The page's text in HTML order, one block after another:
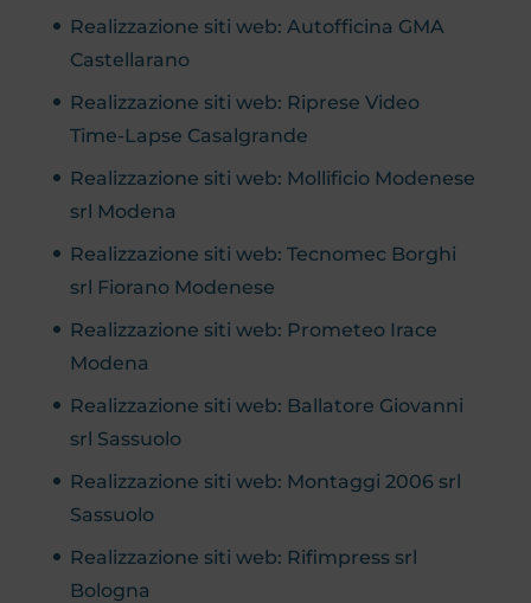
Realizzazione siti web: Autofficina GMA
Castellarano
Realizzazione siti web: Riprese Video
Time-Lapse Casalgrande
Realizzazione siti web: Mollificio Modenese
srl Modena
Realizzazione siti web: Tecnomec Borghi
srl Fiorano Modenese
Realizzazione siti web: Prometeo Irace
Modena
Realizzazione siti web: Ballatore Giovanni
srl Sassuolo
Realizzazione siti web: Montaggi 2006 srl
Sassuolo
Realizzazione siti web: Rifimpress srl
Bologna